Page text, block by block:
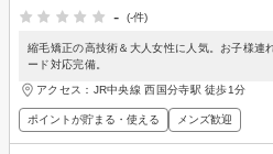
-
(-件)
縮毛矯正の高技術＆大人女性に人気。お子様連
ード対応完備。
アクセス：JR中央線 西国分寺駅 徒歩1分
ポイントが貯まる・使える メンズ歓迎